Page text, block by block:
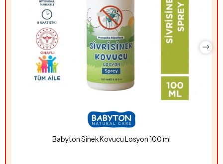
Babyton Sinek Kovucu Losyon 100 ml